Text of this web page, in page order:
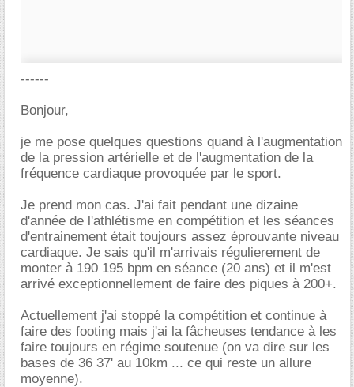
------
Bonjour,
je me pose quelques questions quand à l'augmentation
de la pression artérielle et de l'augmentation de la
fréquence cardiaque provoquée par le sport.
Je prend mon cas. J'ai fait pendant une dizaine
d'année de l'athlétisme en compétition et les séances
d'entrainement était toujours assez éprouvante niveau
cardiaque. Je sais qu'il m'arrivais régulierement de
monter à 190 195 bpm en séance (20 ans) et il m'est
arrivé exceptionnellement de faire des piques à 200+.
Actuellement j'ai stoppé la compétition et continue à
faire des footing mais j'ai la fâcheuses tendance à les
faire toujours en régime soutenue (on va dire sur les
bases de 36 37' au 10km ... ce qui reste un allure
moyenne).